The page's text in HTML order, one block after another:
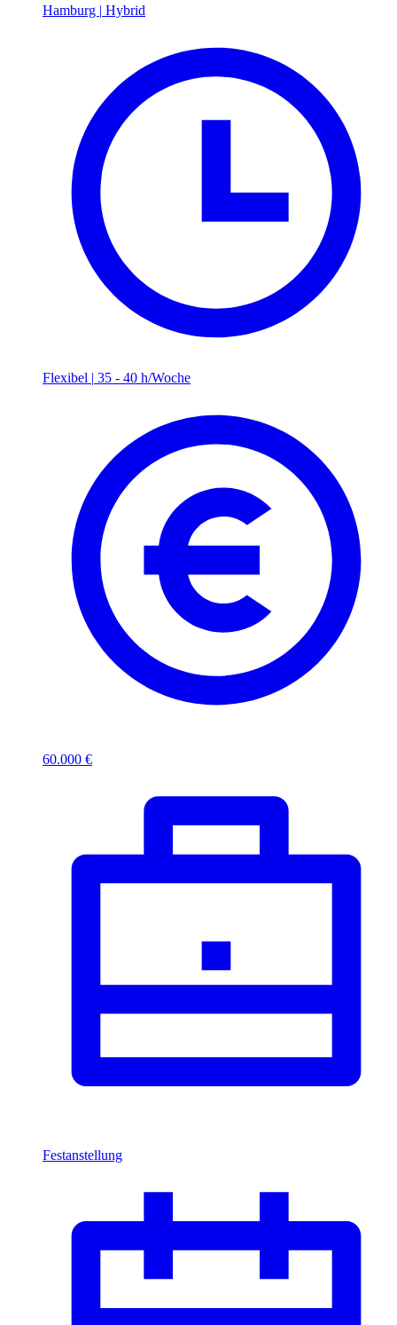
Hamburg | Hybrid
Flexibel | 35 - 40 h/Woche
60.000 €
Festanstellung